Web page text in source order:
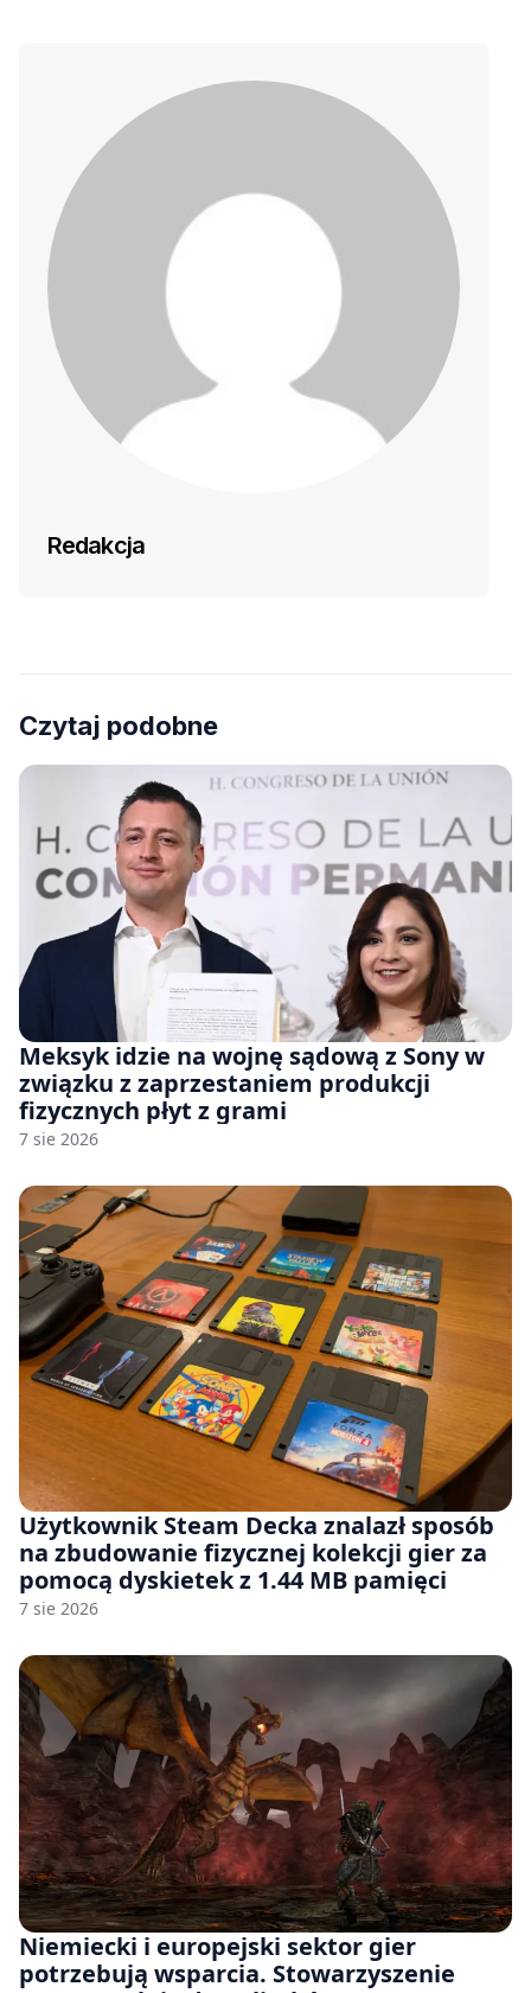
Redakcja
Czytaj podobne
Meksyk idzie na wojnę sądową z Sony w
związku z zaprzestaniem produkcji
fizycznych płyt z grami
7 sie 2026
Użytkownik Steam Decka znalazł sposób
na zbudowanie fizycznej kolekcji gier za
pomocą dyskietek z 1.44 MB pamięci
7 sie 2026
Niemiecki i europejski sektor gier
potrzebują wsparcia. Stowarzyszenie